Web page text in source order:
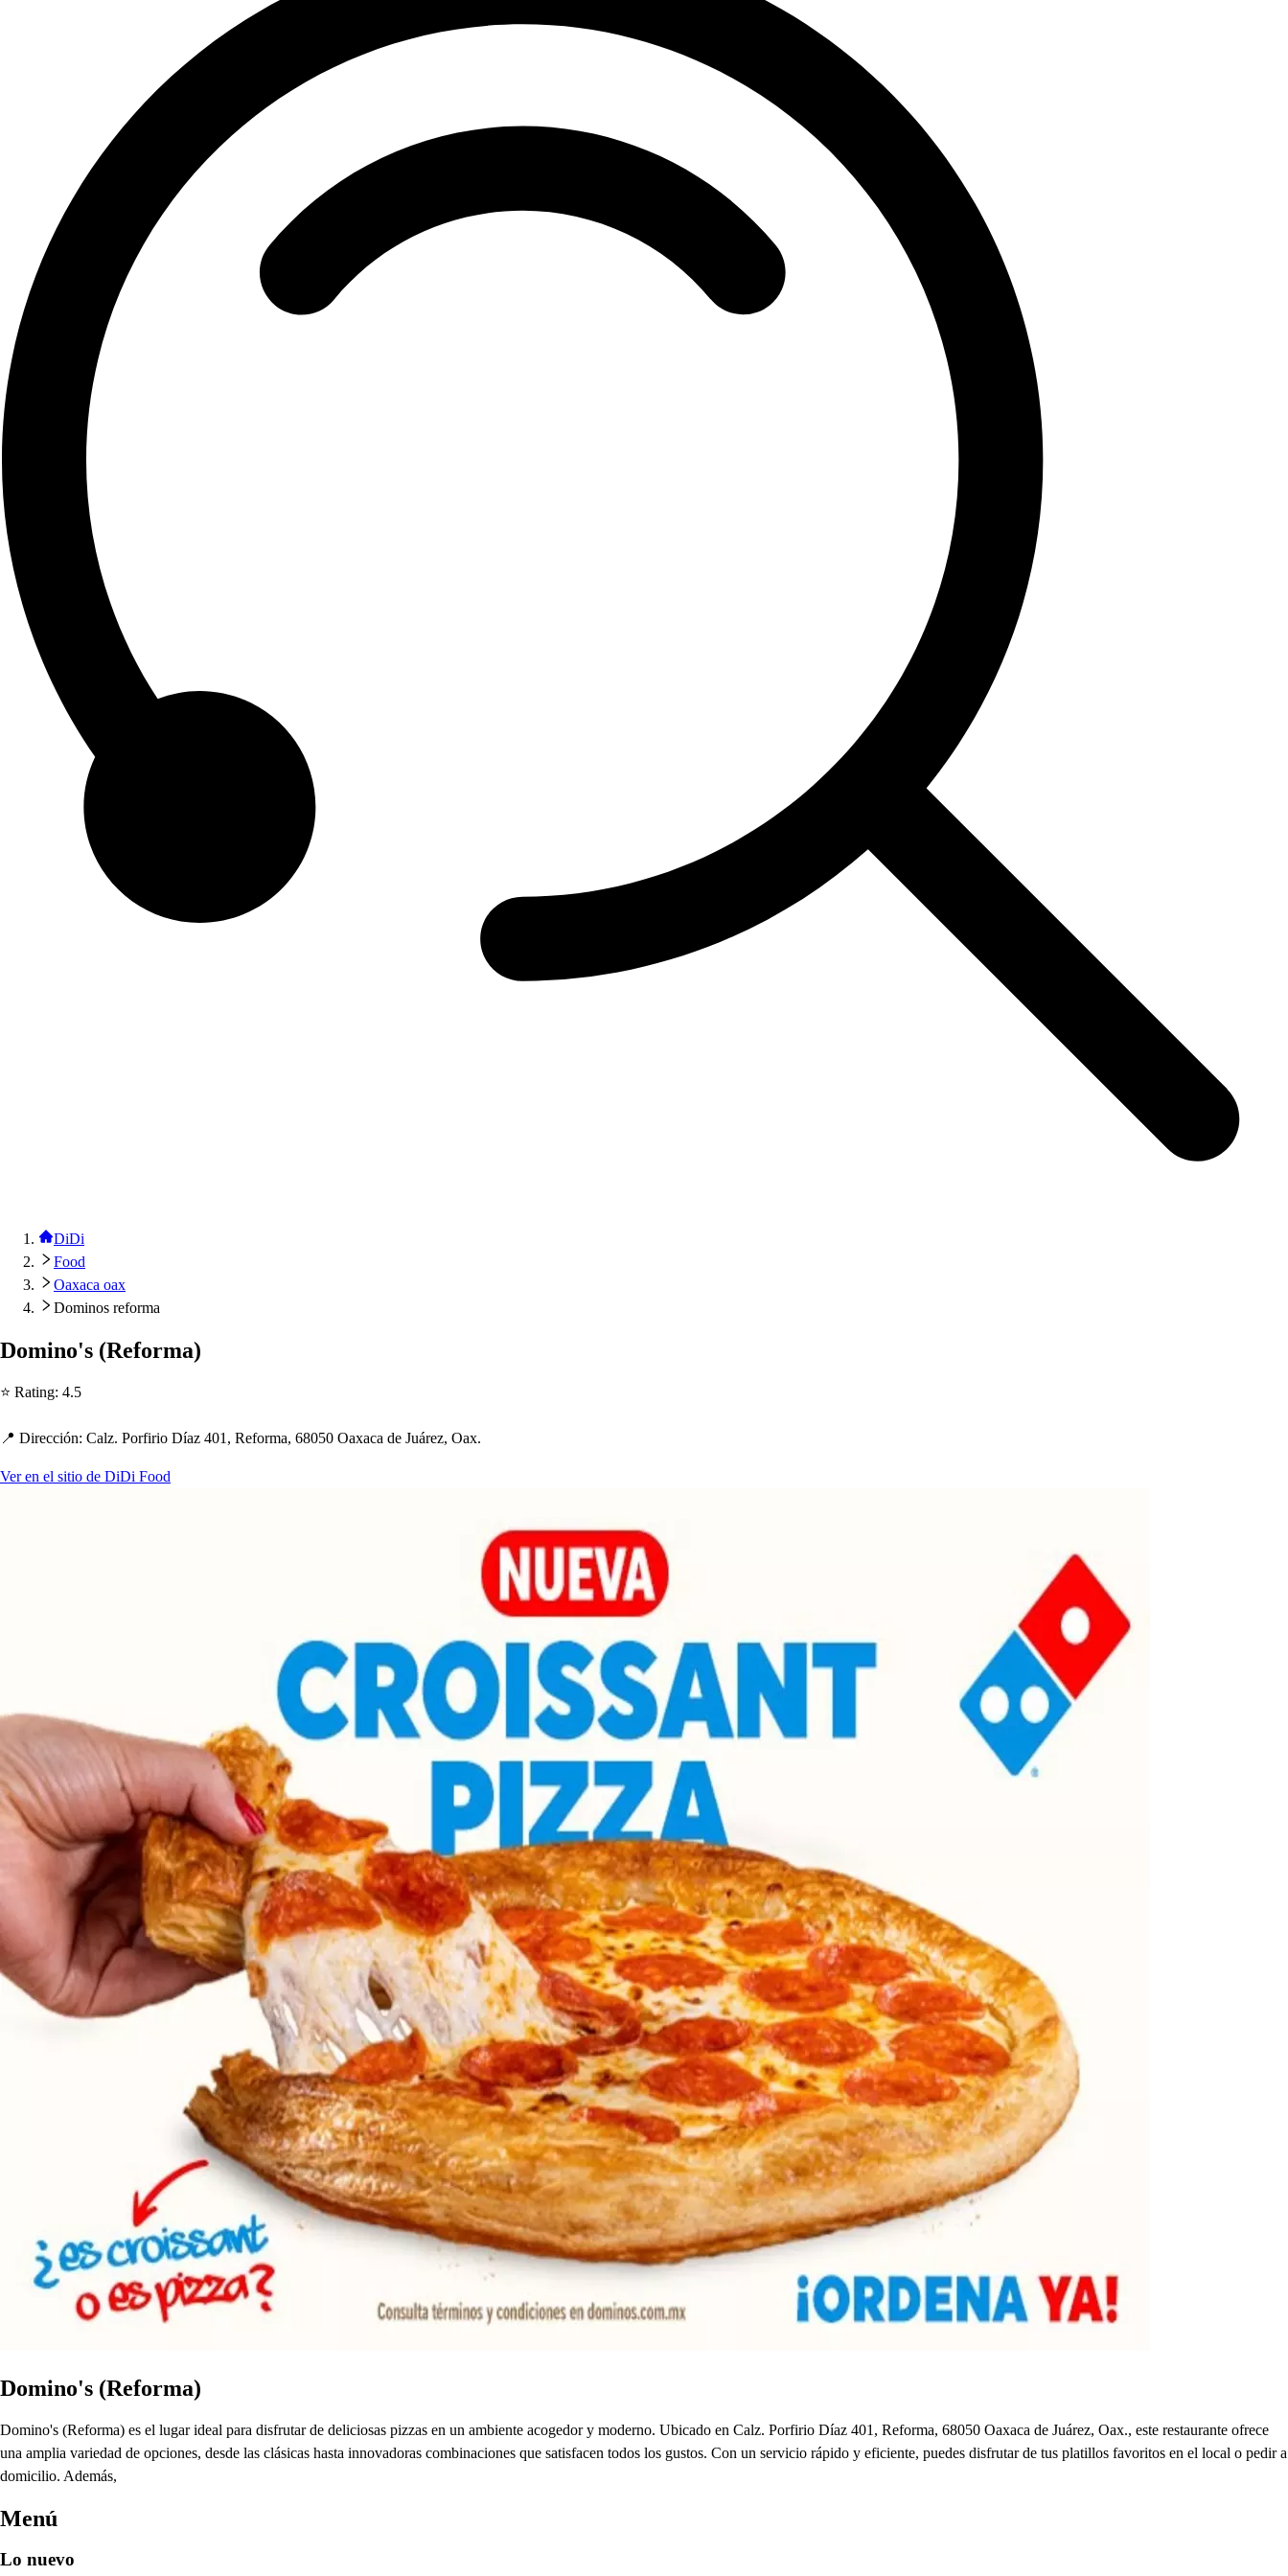
DiDi
Food
Oaxaca oax
Dominos reforma
Domino's (Reforma)
⭐ Rating: 4.5
📍 Dirección: Calz. Porfirio Díaz 401, Reforma, 68050 Oaxaca de Juárez, Oax.
Ver en el sitio de DiDi Food
Domino's (Reforma)
Domino's (Reforma) es el lugar ideal para disfrutar de deliciosas pizzas en un ambiente acogedor y moderno. Ubicado en Calz. Porfirio Díaz 401, Reforma, 68050 Oaxaca de Juárez, Oax., este restaurante ofrece
una amplia variedad de opciones, desde las clásicas hasta innovadoras combinaciones que satisfacen todos los gustos. Con un servicio rápido y eficiente, puedes disfrutar de tus platillos favoritos en el local o pedir a
domicilio. Además,
Menú
Lo nuevo